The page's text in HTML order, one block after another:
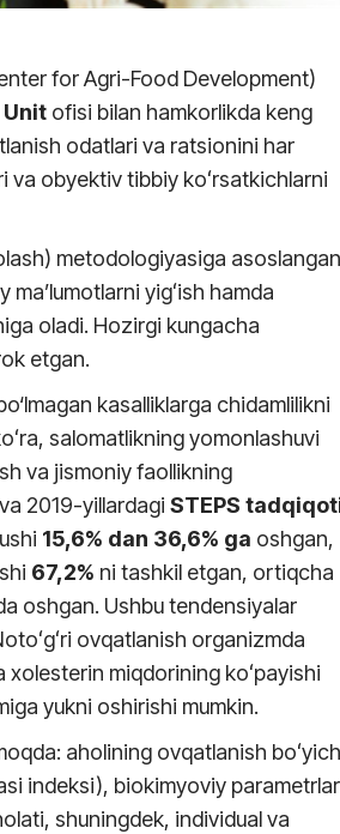
for Agri-Food Development)
ofisi bilan hamkorlikda keng
odatlari va ratsionini har
va obyektiv tibbiy koʻrsatkichlarni
metodologiyasiga asoslangan
yigʻish hamda
oladi. Hozirgi kungacha
etgan.
kasalliklarga chidamlilikni
salomatlikning yomonlashuvi
va jismoniy faollikning
2019-yillardagi STEPS
15,6% dan 36,6% ga oshgan,
67,2% ni tashkil etgan, ortiqcha
oshgan. Ushbu tendensiyalar
ovqatlanish organizmda
miqdorining koʻpayishi
yukni oshirishi mumkin.
aholining ovqatlanish
indeksi), biokimyoviy
shuningdek, individual va